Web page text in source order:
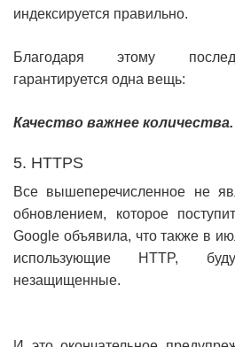
индексируется правильно.
Благодаря этому
гарантируется одна вещь:
Качество важнее количества.
5. HTTPS
Все вышеперечисленное не
обновлением, которое
Google объявила, что также в
использующие HTTP,
незащищенные.